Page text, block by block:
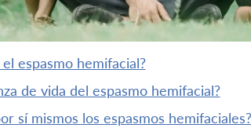
el espasmo hemifacial?
de vida del espasmo hemifacial?
sí mismos los espasmos hemifaciales?